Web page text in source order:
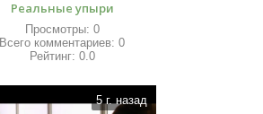
Реальные упыри
Просмотры: 0
Всего комментариев: 0
Рейтинг: 0.0
5 г. назад